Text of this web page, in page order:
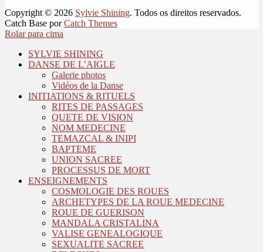
Copyright © 2026 Sylvie Shining. Todos os direitos reservados.
Catch Base porCatch Themes
Rolar para cima
SYLVIE SHINING
DANSE DE L’AIGLE
Galerie photos
Vidéos de la Danse
INITIATIONS & RITUELS
RITES DE PASSAGES
QUETE DE VISION
NOM MEDECINE
TEMAZCAL & INIPI
BAPTEME
UNION SACREE
PROCESSUS DE MORT
ENSEIGNEMENTS
COSMOLOGIE DES ROUES
ARCHETYPES DE LA ROUE MEDECINE
ROUE DE GUERISON
MANDALA CRISTALINA
VALISE GENEALOGIQUE
SEXUALITE SACREE